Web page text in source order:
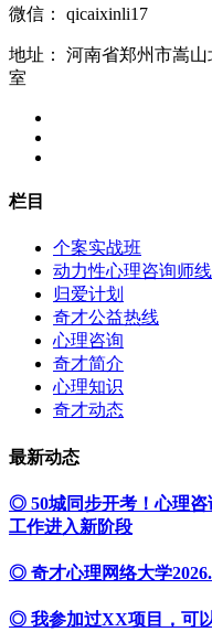
微信： qicaixinli17
地址：
河南省郑州市嵩山
室
栏目
个案实战班
动力性心理咨询师
归爱计划
奇才公益热线
心理咨询
奇才简介
心理知识
奇才动态
最新动态
◎ 50城同步开考！心理
工作进入新阶段
◎ 奇才心理网络大学
◎ 我参加过XX项目，可